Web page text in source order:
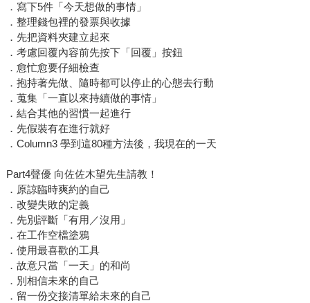
．寫下5件「今天想做的事情」
．整理錢包裡的發票與收據
．先把資料夾建立起來
．考慮回覆內容前先按下「回覆」按鈕
．愈忙愈要仔細檢查
．抱持著先做、隨時都可以停止的心態去行動
．蒐集「一直以來持續做的事情」
．結合其他的習慣一起進行
．先假裝有在進行就好
．Column3 學到這80種方法後，我現在的一天
Part4聲優 向佐佐木望先生請教！
．原諒臨時爽約的自己
．改變失敗的定義
．先別評斷「有用／沒用」
．在工作空檔塗鴉
．使用最喜歡的工具
．故意只當「一天」的和尚
．別相信未來的自己
．留一份交接清單給未來的自己